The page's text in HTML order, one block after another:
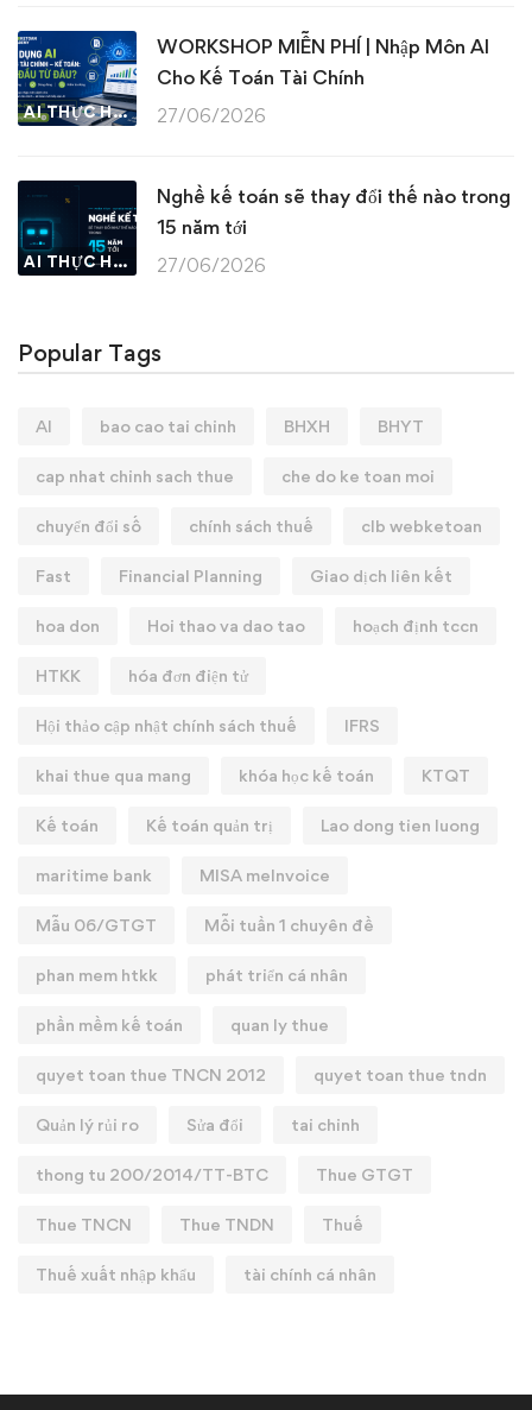
AI THỰC HÀNH
WORKSHOP MIỄN PHÍ | Nhập Môn AI
Cho Kế Toán Tài Chính
27/06/2026
AI THỰC HÀNH
Nghề kế toán sẽ thay đổi thế nào trong
15 năm tới
27/06/2026
Popular Tags
AI bao cao tai chinh BHXH BHYT
cap nhat chinh sach thue che do ke toan moi
chuyển đổi số chính sách thuế clb webketoan
Fast Financial Planning Giao dịch liên kết
hoa don Hoi thao va dao tao hoạch định tccn
HTKK hóa đơn điện tử
Hội thảo cập nhật chính sách thuế IFRS
khai thue qua mang khóa học kế toán KTQT
Kế toán Kế toán quản trị Lao dong tien luong
maritime bank MISA meInvoice
Mẫu 06/GTGT Mỗi tuần 1 chuyên đề
phan mem htkk phát triển cá nhân
phần mềm kế toán quan ly thue
quyet toan thue TNCN 2012 quyet toan thue tndn
Quản lý rủi ro Sửa đổi tai chinh
thong tu 200/2014/TT-BTC Thue GTGT
Thue TNCN Thue TNDN Thuế
Thuế xuất nhập khẩu tài chính cá nhân